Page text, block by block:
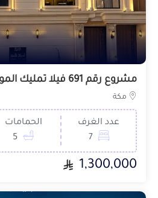
مشروع رقم 691 فيلا تمليك الموقع ولي العهد 3
مكة
عدد الغرف
7
الحمامات
5
1,300,000